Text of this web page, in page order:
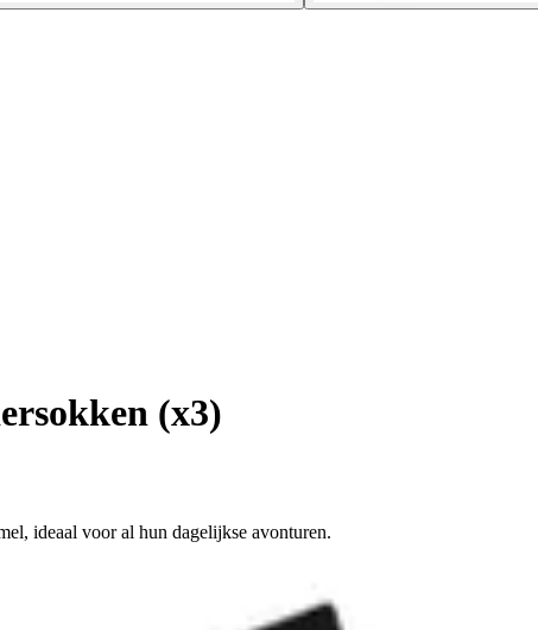
(x3)
ideaal voor al hun dagelijkse avonturen.